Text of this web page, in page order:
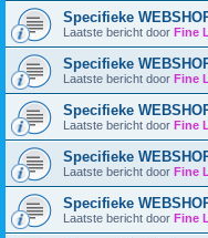
Specifieke
Laatste bericht door Fine
Specifieke
Laatste bericht door Fine
Specifieke
Laatste bericht door Fine
Specifieke
Laatste bericht door Fine
Specifieke
Laatste bericht door Fine